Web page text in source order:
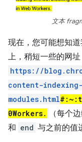
文本
现在，您可能想知
上，稍短一些的网址
https://
content-
modules.html
0Workers.
（每个
和 end 与之前的值